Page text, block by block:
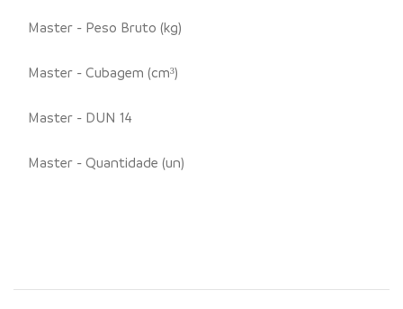
Master - Peso Bruto (kg)
Master - Cubagem (cm³)
Master - DUN 14
Master - Quantidade (un)